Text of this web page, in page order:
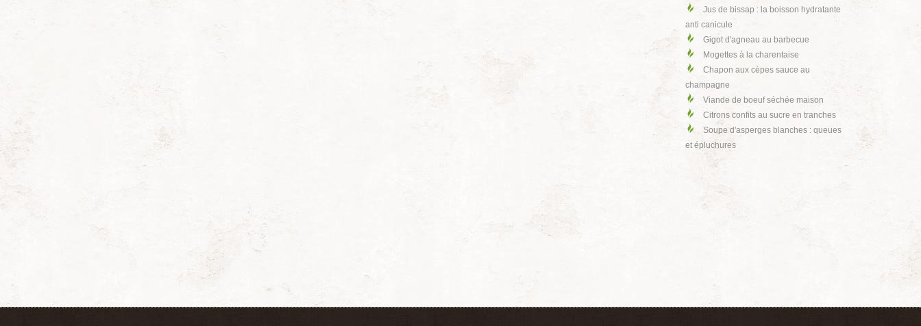
Jus de bissap : la boisson hydratante
anti canicule
Gigot d'agneau au barbecue
Mogettes à la charentaise
Chapon aux cèpes sauce au
champagne
Viande de boeuf séchée maison
Citrons confits au sucre en tranches
Soupe d'asperges blanches : queues
et épluchures